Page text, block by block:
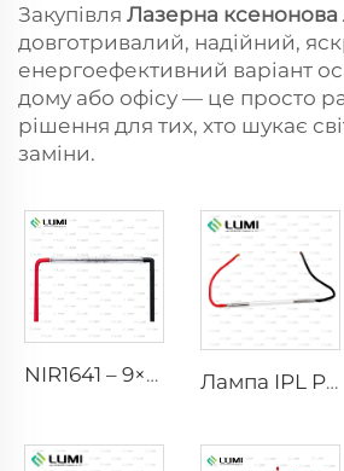
Закупівля Лазерна ксенонова
довготривалий, надійний,
енергоефективний варіант
дому або офісу — це просто
рішення для тих, хто шукає
заміни.
NIR1641 – 9×45×110 мм Лампа IPL P2021-7×65×130 мм